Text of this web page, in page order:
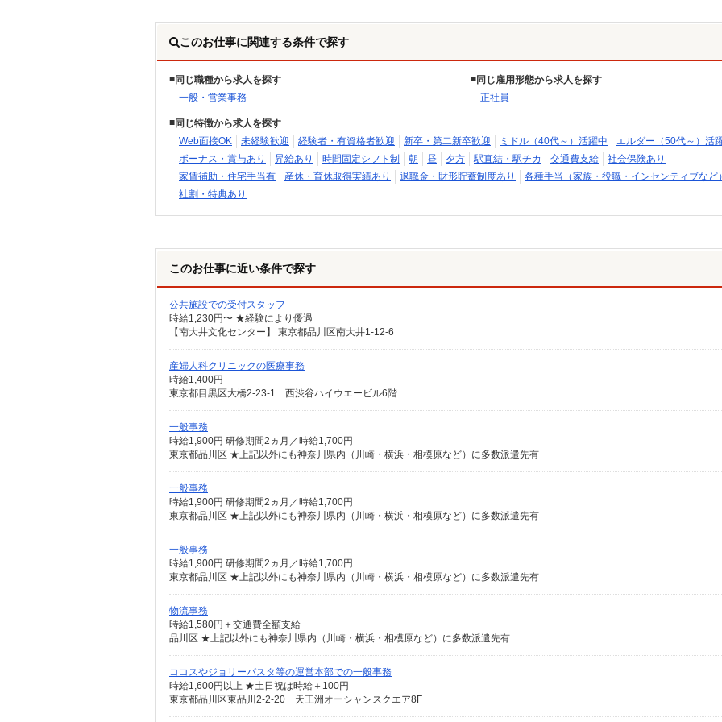
このお仕事に関連する条件で探す
同じ職種から求人を探す
一般・営業事務
同じ雇用形態から求人を探す
正社員
同じ特徴から求人を探す
Web面接OK
未経験歓迎 経験者・有資格者歓迎 新卒・第二新卒歓迎 ミドル（40代～）活躍中
エルダー（50代～）活
ボーナス・賞与あり
昇給あり 時間固定シフト制 朝 昼 夕方 駅直結・駅チカ 交通費支給
社会保険あり
家賃補助・住宅手当有
産休・育休取得実績あり 退職金・財形貯蓄制度あり
各種手当（家族・役職・インセンティブなど
社割・特典あり
このお仕事に近い条件で探す
公共施設での受付スタッフ
時給1,230円〜 ★経験により優遇
【南大井文化センター】 東京都品川区南大井1-12-6
産婦人科クリニックの医療事務
時給1,400円
東京都目黒区大橋2-23-1 西渋谷ハイウエービル6階
一般事務
時給1,900円 研修期間2ヵ月／時給1,700円
東京都品川区 ★上記以外にも神奈川県内（川崎・横浜・相模原など）に多数派遣先有
一般事務
時給1,900円 研修期間2ヵ月／時給1,700円
東京都品川区 ★上記以外にも神奈川県内（川崎・横浜・相模原など）に多数派遣先有
一般事務
時給1,900円 研修期間2ヵ月／時給1,700円
東京都品川区 ★上記以外にも神奈川県内（川崎・横浜・相模原など）に多数派遣先有
物流事務
時給1,580円＋交通費全額支給
品川区 ★上記以外にも神奈川県内（川崎・横浜・相模原など）に多数派遣先有
ココスやジョリーパスタ等の運営本部での一般事務
時給1,600円以上 ★土日祝は時給＋100円
東京都品川区東品川2-2-20 天王洲オーシャンスクエア8F